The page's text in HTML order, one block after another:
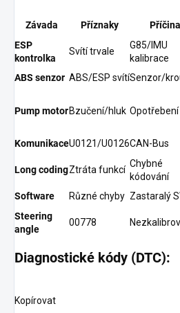
Závada Příznaky Příčina
ESP
kontrolka
Svítí trvale
G85/IMU
kalibrace
ABS senzor ABS/ESP svítíSenzor/
Pump motorBzučení/hluk Opotřebení
KomunikaceU0121/U0126CAN-Bus
Long codingZtráta funkcí
Chybné
kódování
Software
Různé chyby Zastaralý
Steering
angle
00778
Diagnostické kódy (DTC):
Kopírovat